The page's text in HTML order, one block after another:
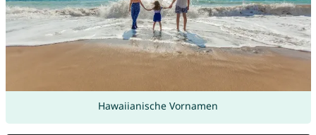
Hawaiianische Vornamen